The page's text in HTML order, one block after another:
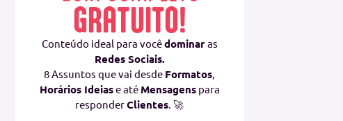
GRATUITO!
Conteúdo ideal para vocêdominar as
Redes Sociais.
8 Assuntos que vai desde Formatos,
Horários Ideiase até Mensagenspara
responderClientes. 🚀